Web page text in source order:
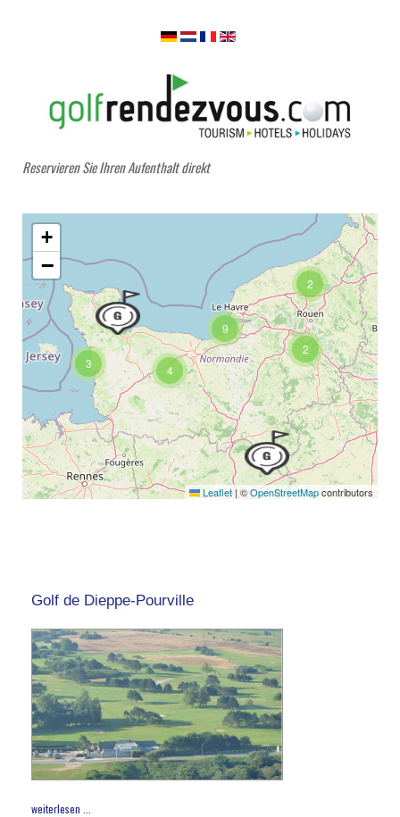
Reservieren Sie Ihren Aufenthalt direkt
4
2
2
9
3
+
−
Leaflet |©OpenStreetMapcontributors
Golf de Dieppe-Pourville
weiterlesen ...